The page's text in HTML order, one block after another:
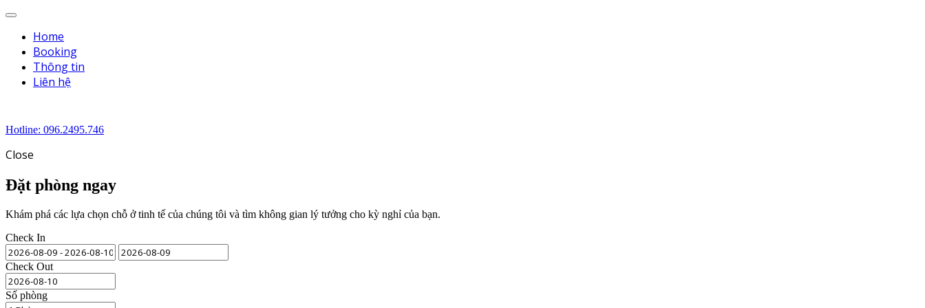
Menu
Home
Booking
Thông tin
Liên hệ
Hotline: 096.2495.746
Close
Đặt phòng ngay
Khám phá các lựa chọn chỗ ở tinh tế của chúng tôi và tìm không gian lý tưởng cho kỳ nghỉ của bạn.
Check In
Check Out
Số phòng